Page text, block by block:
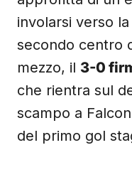
involarsi verso
secondo centro
mezzo, il 3-0
che rientra sul
scampo a
del primo gol